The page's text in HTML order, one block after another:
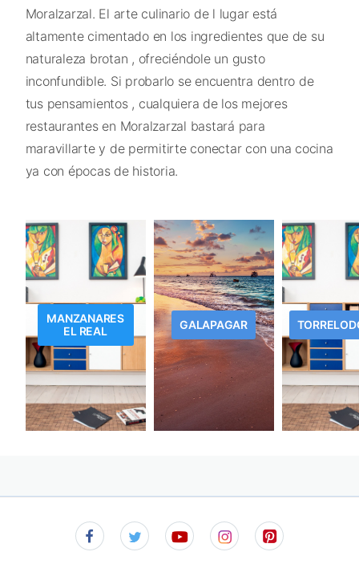
Moralzarzal. El arte culinario de l lugar está
altamente cimentado en los ingredientes que de su
naturaleza brotan , ofreciéndole un gusto
inconfundible. Si probarlo se encuentra dentro de
tus pensamientos , cualquiera de los mejores
restaurantes en Moralzarzal bastará para
maravillarte y de permitirte conectar con una cocina
ya con épocas de historia.
MANZANARES
EL REAL
GALAPAGAR